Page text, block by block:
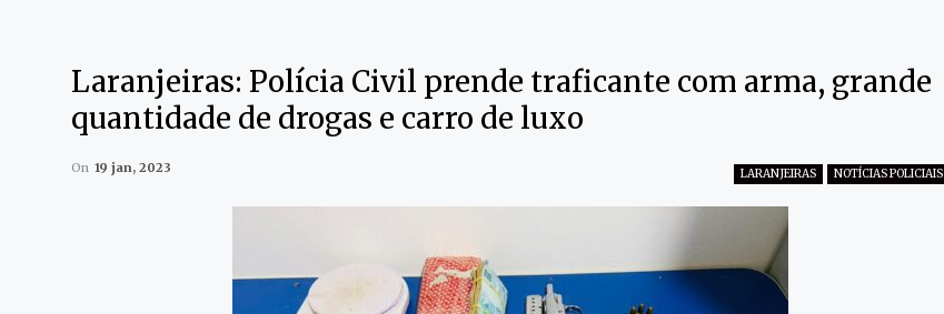
Laranjeiras: Polícia Civil prende traficante com arma, grande
quantidade de drogas e carro de luxo
LARANJEIRAS NOTÍCIAS POLICIAIS
On 19 jan, 2023